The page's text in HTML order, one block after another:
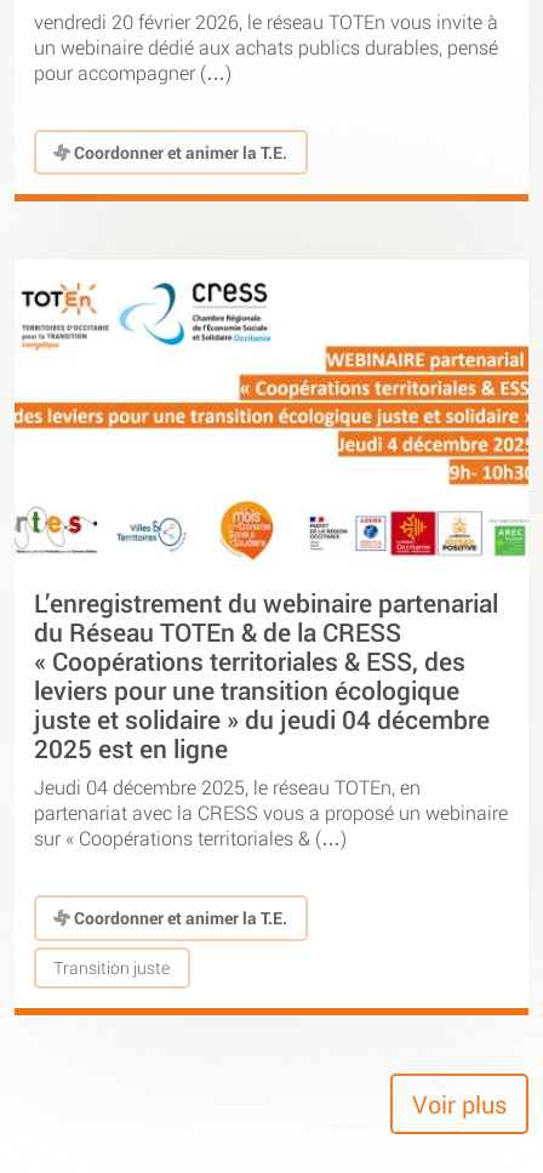
vendredi 20 février 2026, le réseau TOTEn vous invite à
un webinaire dédié aux achats publics durables, pensé
pour accompagner (…)
Coordonner et animer la T.E.
L’enregistrement du webinaire partenarial
du Réseau TOTEn & de la CRESS
« Coopérations territoriales & ESS, des
leviers pour une transition écologique
juste et solidaire » du jeudi 04 décembre
2025 est en ligne
Jeudi 04 décembre 2025, le réseau TOTEn, en
partenariat avec la CRESS vous a proposé un webinaire
sur « Coopérations territoriales & (…)
Coordonner et animer la T.E.
Transition juste
Voir plus